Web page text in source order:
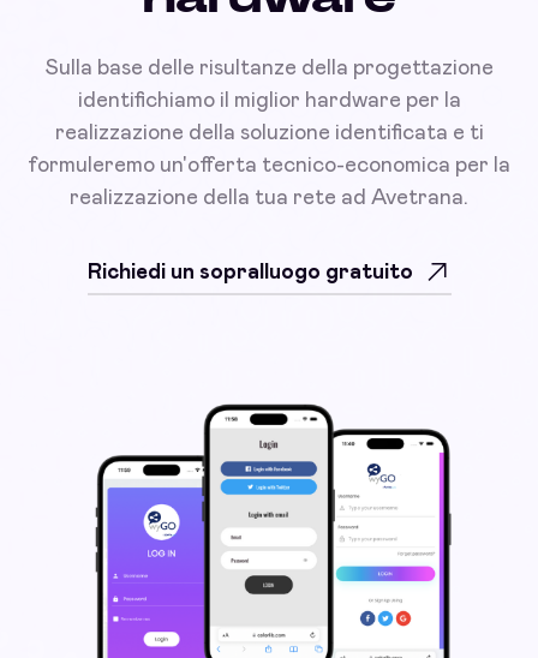
Sulla base delle risultanze della progettazione
identifichiamo il miglior hardware per la
realizzazione della soluzione identificata e ti
formuleremo un'offerta tecnico-economica per la
realizzazione della tua rete ad Avetrana.
Richiedi un sopralluogo gratuito